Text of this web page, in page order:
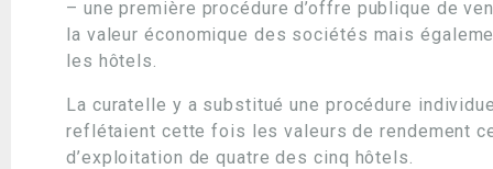
– une première procédure d’offre publique de
la valeur économique des sociétés mais
les hôtels.
La curatelle y a substitué une procédure
reflétaient cette fois les valeurs de rendement
d’exploitation de quatre des cinq hôtels.